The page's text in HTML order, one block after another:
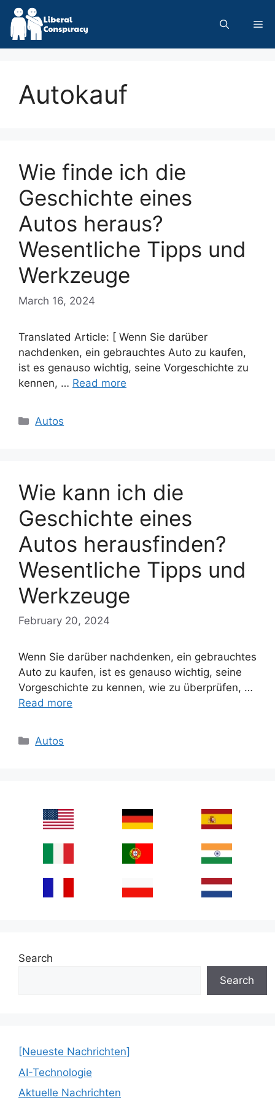
Skip
content
Autokauf
Wie finde ich die
Geschichte eines
Autos heraus?
Wesentliche Tipps und
Werkzeuge
March 16, 2024
Translated Article: [ Wenn Sie darüber
nachdenken, ein gebrauchtes Auto zu kaufen,
ist es genauso wichtig, seine Vorgeschichte zu
kennen, … Read more
Categories
Autos
Wie kann ich die
Geschichte eines
Autos herausfinden?
Wesentliche Tipps und
Werkzeuge
February 20, 2024
Wenn Sie darüber nachdenken, ein gebrauchtes
Auto zu kaufen, ist es genauso wichtig, seine
Vorgeschichte zu kennen, wie zu überprüfen, …
Read more
Categories
Autos
Search
Search
[Neueste Nachrichten]
AI-Technologie
Aktuelle Nachrichten